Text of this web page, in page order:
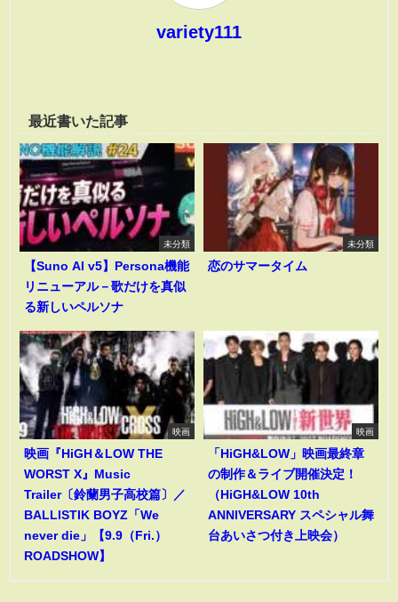
variety111
最近書いた記事
未分類
【Suno AI v5】Persona機能
リニューアル－歌だけを真似
る新しいペルソナ
未分類
恋のサマータイム
映画
映画『HiGH＆LOW THE
WORST X』Music
Trailer〔鈴蘭男子高校篇〕／
BALLISTIK BOYZ「We
never die」【9.9（Fri.）
ROADSHOW】
映画
「HiGH&LOW」映画最終章
の制作＆ライブ開催決定！
（HiGH&LOW 10th
ANNIVERSARY スペシャル舞
台あいさつ付き上映会）